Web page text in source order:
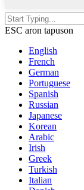
ESC aron tapuson
English
French
German
Portuguese
Spanish
Russian
Japanese
Korean
Arabic
Irish
Greek
Turkish
Italian